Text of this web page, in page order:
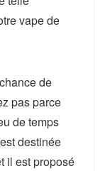
vape de
de
pas parce
de temps
destinée
il est proposé